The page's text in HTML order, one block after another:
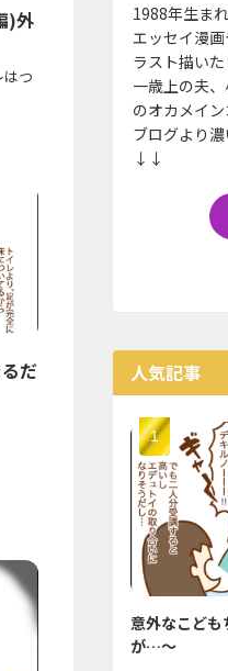
)外
つ
だ
1988年生ま
エッセイ漫
ラスト描い
一歳上の夫
のオカメイン
ブログより
↓↓
人気記事
意外なこど
が…〜